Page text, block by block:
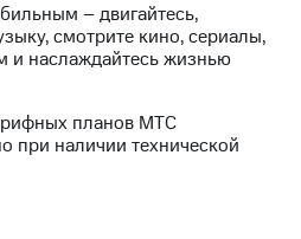
– двигайтесь,
смотрите кино, сериалы,
и наслаждайтесь жизнью
планов МТС
при наличии технической